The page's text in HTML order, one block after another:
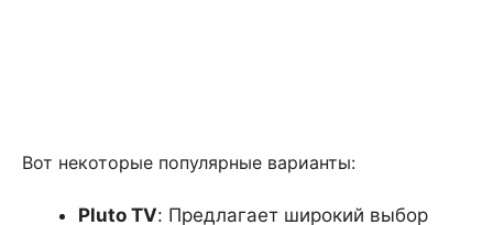
Вот некоторые популярные варианты:
Pluto TV: Предлагает широкий выбор